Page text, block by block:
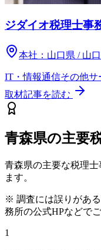
ジダイオ税理士事
本社： 山口県 / 山
IT・情報通信その他サ
取材記事を読む
青森県の主要
青森県の主要な税理
ます。
※ 調査には誤りがあ
務所の公式HPなどで
1